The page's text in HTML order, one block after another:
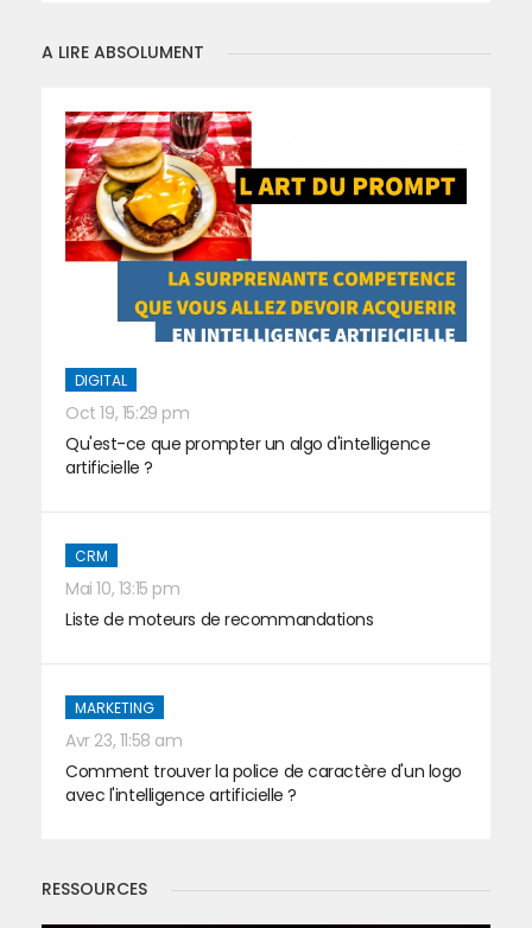
A LIRE ABSOLUMENT
DIGITAL
Oct 19, 15:29 pm
Qu'est-ce que prompter un algo d'intelligence
artificielle ?
CRM
Mai 10, 13:15 pm
Liste de moteurs de recommandations
MARKETING
Avr 23, 11:58 am
Comment trouver la police de caractère d'un logo
avec l'intelligence artificielle ?
RESSOURCES